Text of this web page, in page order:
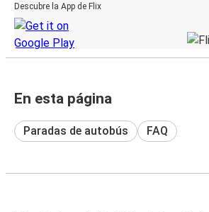
Descubre la App de Flix
En esta página
Paradas de autobús FAQ